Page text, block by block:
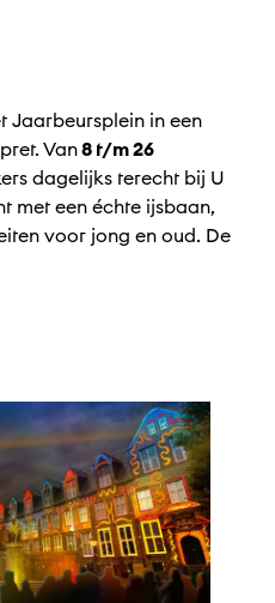
Jaarbeursplein in een
Van8 t/m 26
dagelijks terecht bij U
met een échte ijsbaan,
voor jong en oud. De